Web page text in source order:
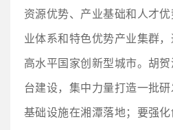
资源优势、产业基础和人才
业体系和特色优势产业集群
高水平国家创新型城市。胡
台建设，集中力量打造一批
基础设施在湘潭落地；要强